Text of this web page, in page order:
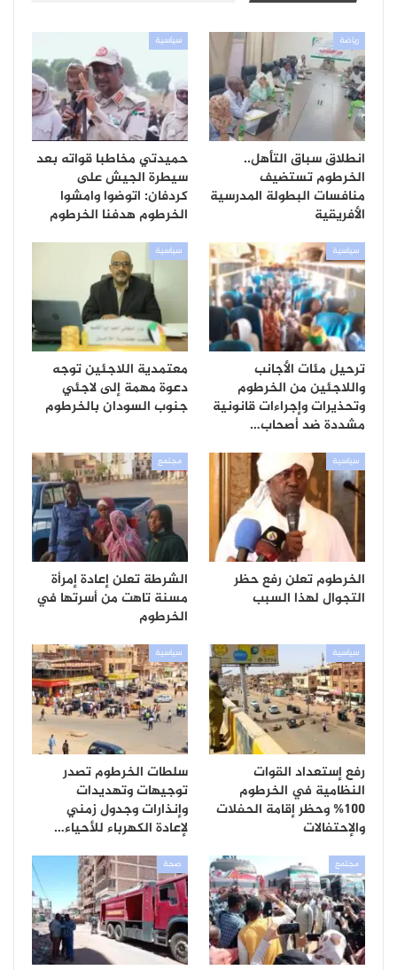
رياضة
انطلاق سباق التأهل..
الخرطوم تستضيف
منافسات البطولة المدرسية
الأفريقية
سياسية
حميدتي مخاطبا قواته بعد
سيطرة الجيش على
كردفان: اتوضوا وامشوا
الخرطوم هدفنا الخرطوم
سياسية
ترحيل مئات الأجانب
واللاجئين من الخرطوم
وتحذيرات وإجراءات قانونية
مشددة ضد أصحاب…
سياسية
معتمدية اللاجئين توجه
دعوة مهمة إلى لاجئي
جنوب السودان بالخرطوم
سياسية
الخرطوم تعلن رفع حظر
التجوال لهذا السبب
مجتمع
الشرطة تعلن إعادة إمرأة
مسنة تاهت من أسرتها في
الخرطوم
سياسية
رفع إستعداد القوات
النظامية في الخرطوم
100% وحظر إقامة الحفلات
والإحتفالات
سياسية
سلطات الخرطوم تصدر
توجيهات وتهديدات
وإنذارات وجدول زمني
لإعادة الكهرباء للأحياء…
مجتمع صحة